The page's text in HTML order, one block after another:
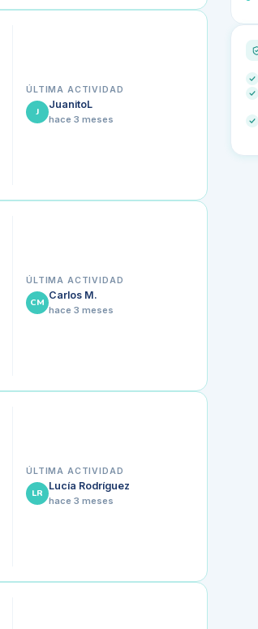
ÚLTIMA ACTIVIDAD
J
JuanitoL
hace 3 meses
ÚLTIMA ACTIVIDAD
CM
Carlos M.
hace 3 meses
ÚLTIMA ACTIVIDAD
LR
Lucía Rodríguez
hace 3 meses